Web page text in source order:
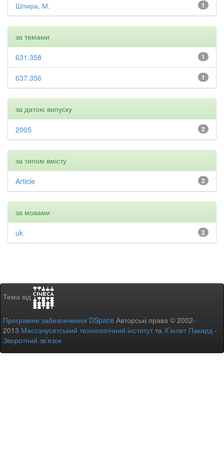
1
Шпира, М.
за темами
1
631.358
1
637.356
за датою випуску
2
2005
за типом вмісту
2
Article
за мовами
2
uk
Тема від
Програмне забезпечення DSpace Авторські права © 2002-
2013 Массачусетський технологічний інститутта Х’юлет Пакард -
Зворотний зв’язок